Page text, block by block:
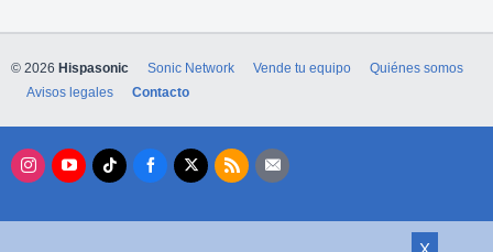
© 2026 Hispasonic Sonic Network Vende tu equipo
Quiénes somos
Avisos legales
Contacto